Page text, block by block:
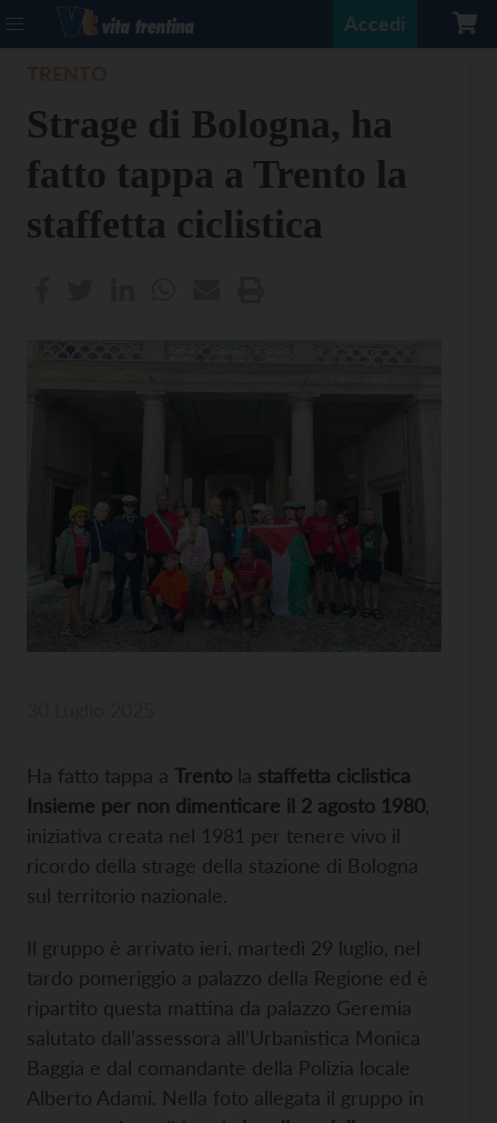
Accedi
Strage di Bologna, ha
fatto tappa a Trento la
staffetta ciclistica
Ha fatto tappa a Trento la staffetta ciclistica
Insieme per non dimenticare il 2 agosto 1980
iniziativa creata nel 1981 per tenere vivo il
ricordo della strage della stazione di Bologna
sul territorio nazionale.
Il gruppo è arrivato ieri, martedì 29 luglio, nel
tardo pomeriggio a palazzo della Regione ed è
ripartito questa mattina da palazzo Geremia
salutato dall’assessora all’Urbanistica Monica
Baggia e dal comandante della Polizia locale
Alberto Adami. Nella foto allegata il gruppo in